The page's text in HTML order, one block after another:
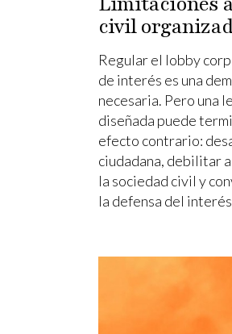
civil
Regular el lobby
de interés es una
necesaria. Pero una
diseñada puede
efecto contrario:
ciudadana, debilitar
la sociedad civil y
la defensa del